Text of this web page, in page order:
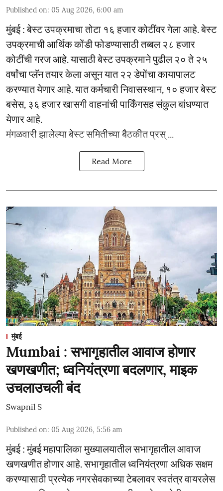
Published on: 05 Aug 2026, 6:00 am
मुंबई : बेस्ट उपक्रमाचा तोटा १६ हजार कोटींवर गेला आहे. बेस्ट
उपक्रमाची आर्थिक कोंडी फोडण्यासाठी तब्बल २८ हजार
कोटींची गरज आहे. यासाठी बेस्ट उपक्रमाने पुढील २० ते २५
वर्षांचा प्लॅन तयार केला असून यात २२ डेपोंचा कायापालट
करण्यात येणार आहे. यात कर्मचारी निवासस्थान, १० हजार बेस्ट
बसेस, ३६ हजार खासगी वाहनांची पार्किंगसह संकुल बांधण्यात
येणार आहे.
मंगळवारी झालेल्या बेस्ट समितीच्या बैठकीत प्रस् ...
Read More
मुंबई
Mumbai : सभागृहातील आवाज होणार
खणखणीत; ध्वनियंत्रणा बदलणार, माइक
उचलाउचली बंद
Swapnil S
Published on: 05 Aug 2026, 5:56 am
मुंबई : मुंबई महापालिका मुख्यालयातील सभागृहातील आवाज
खणखणीत होणार आहे. सभागृहातील ध्वनियंत्रणा अधिक सक्षम
करण्यासाठी प्रत्येक नगरसेवकाच्या टेबलावर स्वतंत्र वायरलेस